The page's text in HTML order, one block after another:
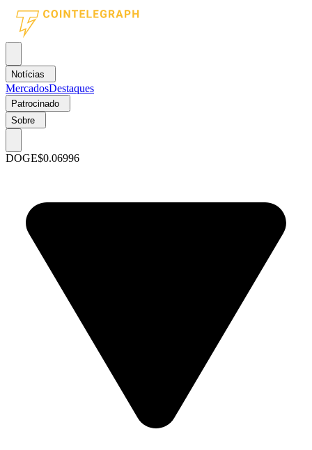
Notícias
MercadosDestaques
Patrocinado
Sobre
DOGE$0.06996